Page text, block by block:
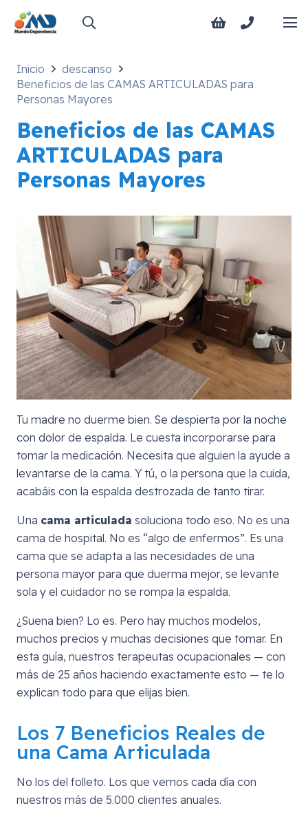
Inicio
descanso
Beneficios de las CAMAS ARTICULADAS para
Personas Mayores
Beneficios de las CAMAS
ARTICULADAS para
Personas Mayores
Tu madre no duerme bien. Se despierta por la noche
con dolor de espalda. Le cuesta incorporarse para
tomar la medicación. Necesita que alguien la ayude a
levantarse de la cama. Y tú, o la persona que la cuida,
acabáis con la espalda destrozada de tanto tirar.
Una cama articulada soluciona todo eso. No es una
cama de hospital. No es “algo de enfermos”. Es una
cama que se adapta a las necesidades de una
persona mayor para que duerma mejor, se levante
sola y el cuidador no se rompa la espalda.
¿Suena bien? Lo es. Pero hay muchos modelos,
muchos precios y muchas decisiones que tomar. En
esta guía, nuestros terapeutas ocupacionales — con
más de 25 años haciendo exactamente esto — te lo
explican todo para que elijas bien.
Los 7 Beneficios Reales de
una Cama Articulada
No los del folleto. Los que vemos cada día con
nuestros más de 5.000 clientes anuales.